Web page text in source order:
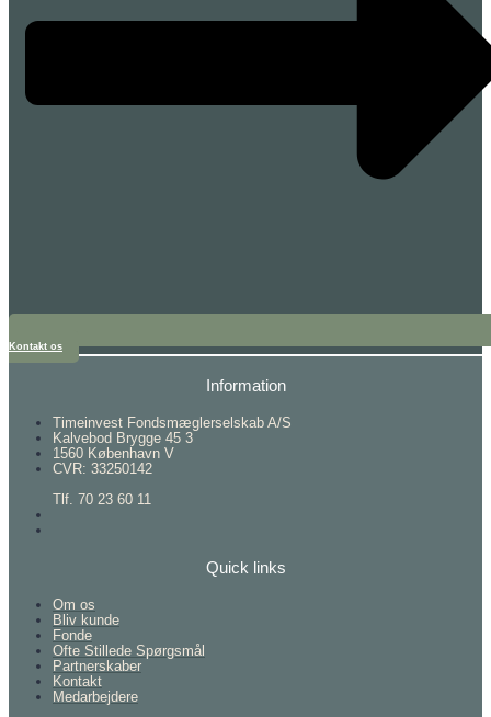
Kontakt os
Information
Timeinvest Fondsmæglerselskab A/S
Kalvebod Brygge 45 3
1560 København V
CVR: 33250142
Tlf. 70 23 60 11
Quick links
Om os
Bliv kunde
Fonde
Ofte Stillede Spørgsmål
Partnerskaber
Kontakt
Medarbejdere